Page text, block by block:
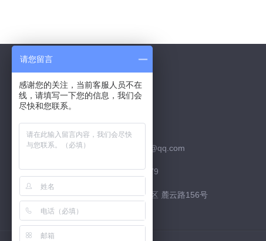
Contact Us
联系QQ：526252952
联系邮箱：526252952@qq.com
联系电话：15974226879
联系地址：长沙市 高新区 麓云路156号
请您留言
感谢您的关注，当前客服人员不在
线，请填写一下您的信息，我们会
尽快和您联系。